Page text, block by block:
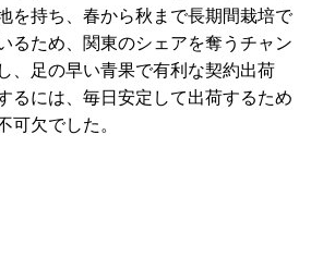
を持ち、 春から秋まで長期間栽培で
るため、 関東のシェアを奪うチャン
足の早い青果で有利な契約出荷
るには、 毎日安定して出荷するため
可欠でした。